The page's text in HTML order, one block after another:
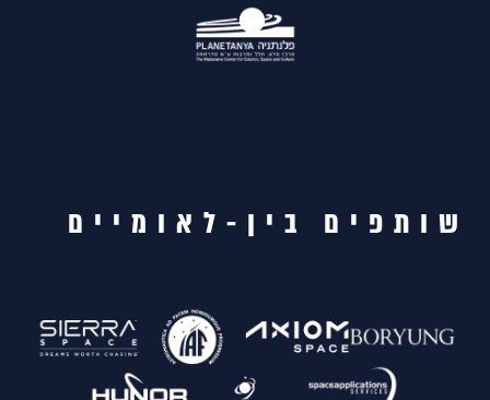
שותפים בין-לאומיים